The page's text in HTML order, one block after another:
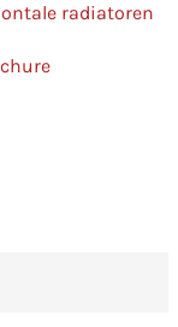
radiatoren